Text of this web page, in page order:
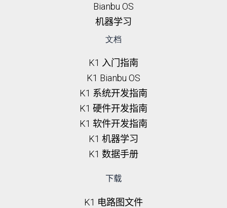
Bianbu OS
机器学习
文档
K1 入门指南
K1 Bianbu OS
K1 系统开发指南
K1 硬件开发指南
K1 软件开发指南
K1 机器学习
K1 数据手册
下载
K1 电路图文件